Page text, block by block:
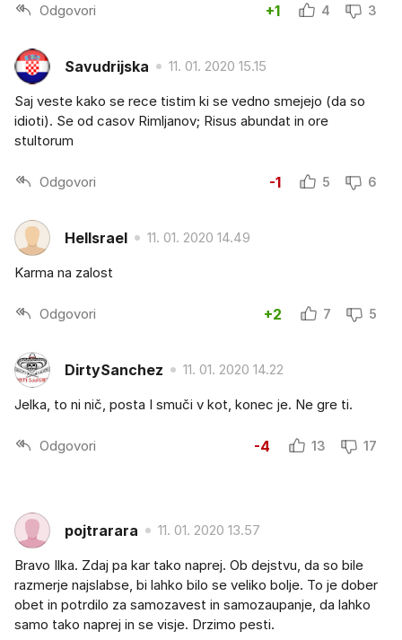
Odgovori +1 4 3
Savudrijska 11. 01. 2020 15.15
Saj veste kako se rece tistim ki se vedno smejejo (da so
idioti). Se od casov Rimljanov; Risus abundat in ore
stultorum
Odgovori -1 5 6
Hellsrael 11. 01. 2020 14.49
Karma na zalost
Odgovori +2 7 5
DirtySanchez 11. 01. 2020 14.22
Jelka, to ni nič, posta I smuči v kot, konec je. Ne gre ti.
Odgovori -4 13 17
pojtrarara 11. 01. 2020 13.57
Bravo Ilka. Zdaj pa kar tako naprej. Ob dejstvu, da so bile
razmerje najslabse, bi lahko bilo se veliko bolje. To je dober
obet in potrdilo za samozavest in samozaupanje, da lahko
samo tako naprej in se visje. Drzimo pesti.